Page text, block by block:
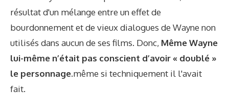
résultat d'un mélange entre un effet de
bourdonnement et de vieux dialogues de Wayne non
utilisés dans aucun de ses films. Donc, Même Wayne
lui-même n’était pas conscient d’avoir « doublé »
le personnage.même si techniquement il l'avait
fait.